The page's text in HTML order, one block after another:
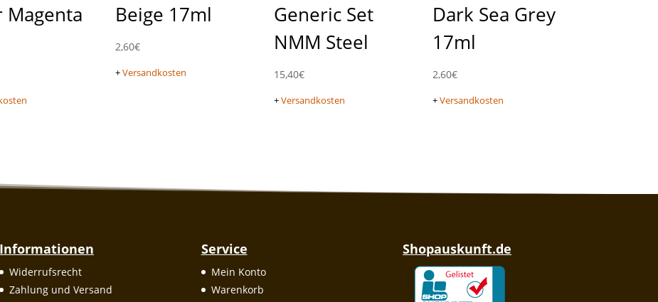
Magenta
Beige 17ml
2,60€
+Versandkosten
Generic Set
NMM Steel
15,40€
+Versandkosten
Dark Sea Grey
17ml
2,60€
+Versandkosten
Informationen
Widerrufsrecht
Zahlung und Versand
Service
Mein Konto
Warenkorb
Shopauskunft.de